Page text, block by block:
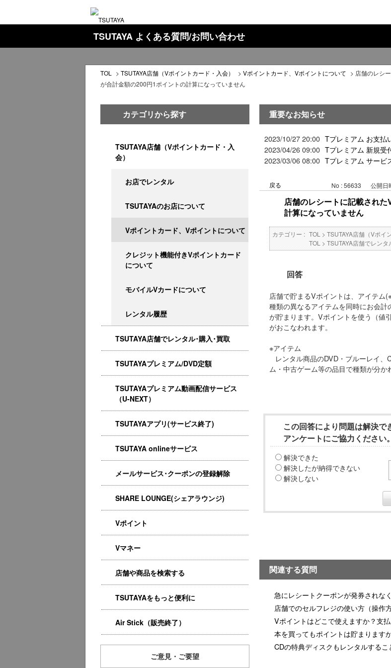
TSUTAYA よくある質問/お問い合わせ
TOL > TSUTAYA店舗（Vポイントカード・入会） > Vポイントカード、Vポイントについて > 店舗のレシ
が合計金額の200円1ポイントの計算になっていません
カテゴリから探す
TSUTAYA店舗（Vポイントカード・入
会）
お店でレンタル
TSUTAYAのお店について
Vポイントカード、Vポイントについて
クレジット機能付きVポイントカード
について
モバイルVカードについて
レンタル履歴
TSUTAYA店舗でレンタル･購入･買取
TSUTAYAプレミアム/DVD定額
TSUTAYAプレミアム動画配信サービス
（U-NEXT）
TSUTAYAアプリ(サービス終了)
TSUTAYA onlineサービス
メールサービス･クーポンの登録解除
SHARE LOUNGE(シェアラウンジ)
Vポイント
Vマネー
店舗や商品を検索する
TSUTAYAをもっと便利に
Air Stick（販売終了）
ご意見・ご要望
重要なお知らせ
2023/10/27 20:00 Tプレミアム お支払
2023/04/26 09:00 Tプレミアム 新規受
2023/03/06 08:00 Tプレミアム サービ
戻る No : 56633 公開日
店舗のレシートに記載され
計算になっていません
カテゴリー : TOL > TSUTAYA店舗（Vポイ
TOL > TSUTAYA店舗でレンタ
回答
店舗で貯まるVポイントは、アイテム
種類の異なるアイテムを同時にお会
が貯まります。Vポイントを使う（値
がおこなわれます。
※アイテム
レンタル商品のDVD・ブルーレイ、
ム・中古ゲーム等の品目で種類が分か
この回答により問題は解決で
アンケートにご協力ください。
解決できた
解決したが納得できない
解決しない
関連する質問
急にレシートクーポンが発券されな
店舗でのセルフレジの使い方（操作方
Vポイントはどこで使えますか？支
本を買ってもポイントは貯まります
CDの特典ディスクもレンタルするこ